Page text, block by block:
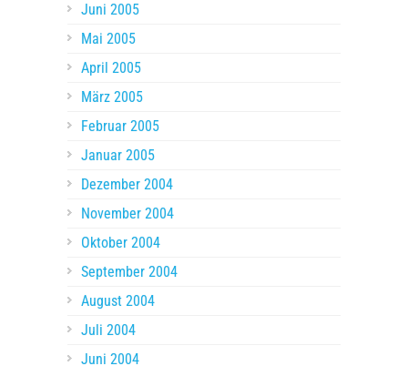
Juni 2005
Mai 2005
April 2005
März 2005
Februar 2005
Januar 2005
Dezember 2004
November 2004
Oktober 2004
September 2004
August 2004
Juli 2004
Juni 2004